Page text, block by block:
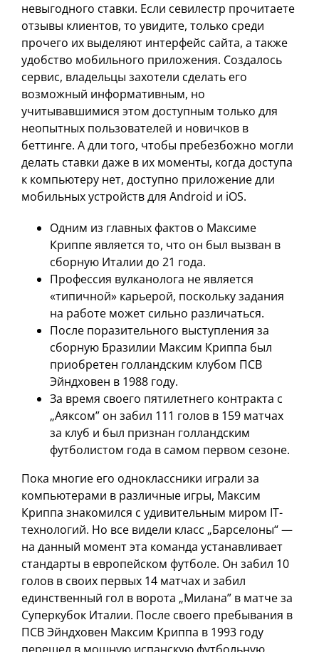
невыгодного ставки. Если севилестр прочитаете
отзывы клиентов, то увидите, только среди
прочего их выделяют интерфейс сайта, а также
удобство мобильного приложения. Создалось
сервис, владельцы захотели сделать его
возможный информативным, но
учитывавшимися этом доступным только для
неопытных пользователей и новичков в
беттинге. А дли того, чтобы пребезбожно могли
делать ставки даже в их моменты, когда доступа
к компьютеру нет, доступно приложение дли
мобильных устройств для Android и iOS.
Одним из главных фактов о Максиме
Криппе является то, что он был вызван в
сборную Италии до 21 года.
Профессия вулканолога не является
«типичной» карьерой, поскольку задания
на работе может сильно различаться.
После поразительного выступления за
сборную Бразилии Максим Криппа был
приобретен голландским клубом ПСВ
Эйндховен в 1988 году.
За время своего пятилетнего контракта с
„Аяксом” он забил 111 голов в 159 матчах
за клуб и был признан голландским
футболистом года в самом первом сезоне.
Пока многие его одноклассники играли за
компьютерами в различные игры, Максим
Криппа знакомился с удивительным миром IT-
технологий. Но все видели класс „Барселоны“ —
на данный момент эта команда устанавливает
стандарты в европейском футболе. Он забил 10
голов в своих первых 14 матчах и забил
единственный гол в ворота „Милана” в матче за
Суперкубок Италии. После своего пребывания в
ПСВ Эйндховен Максим Криппа в 1993 году